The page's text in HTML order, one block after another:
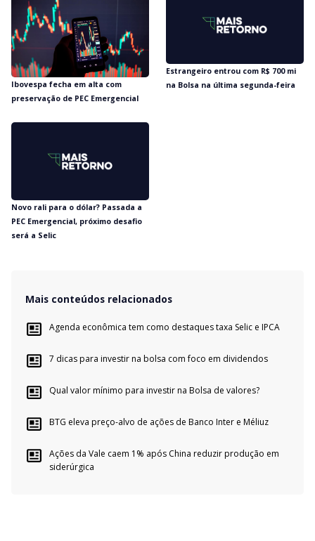
Ibovespa fecha em alta com
preservação de PEC Emergencial
Estrangeiro entrou com R$ 700 mi
na Bolsa na última segunda-feira
Novo rali para o dólar? Passada a
PEC Emergencial, próximo desafio
será a Selic
Mais conteúdos relacionados
Agenda econômica tem como destaques taxa Selic e IPCA
7 dicas para investir na bolsa com foco em dividendos
Qual valor mínimo para investir na Bolsa de valores?
BTG eleva preço-alvo de ações de Banco Inter e Méliuz
Ações da Vale caem 1% após China reduzir produção em
siderúrgica